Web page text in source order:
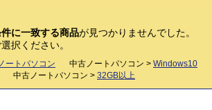
に一致する商品が見つかりませんでした。
択ください。
ートパソコン 中古ノートパソコン > Windows10
中古ノートパソコン > 32GB以上